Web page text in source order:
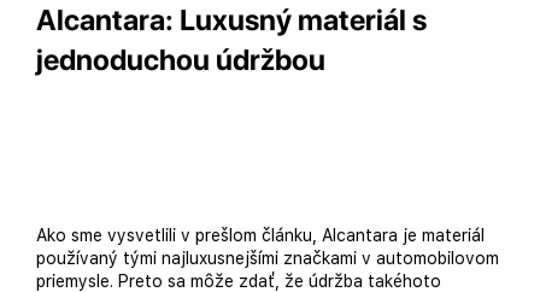
Alcantara: Luxusný materiál s
jednoduchou údržbou
Ako sme vysvetlili v prešlom článku, Alcantara je materiál
používaný tými najluxusnejšími značkami v automobilovom
priemysle. Preto sa môže zdať, že údržba takéhoto